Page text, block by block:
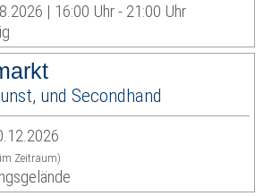
| 16:00 Uhr - 21:00 Uhr
und Secondhand
Zeitraum)